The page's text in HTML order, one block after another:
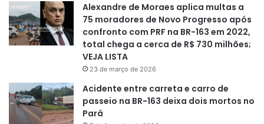
Alexandre de Moraes aplica multas a
75 moradores de Novo Progresso após
confronto com PRF na BR-163 em 2022,
total chega a cerca de R$ 730 milhões;
VEJA LISTA
23 de março de 2026
Acidente entre carreta e carro de
passeio na BR-163 deixa dois mortos no
Pará